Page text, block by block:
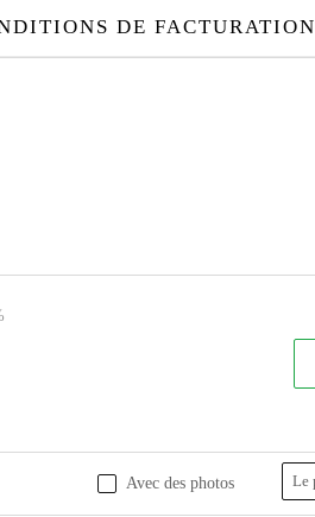
DE FACTURATION
Avec des photos